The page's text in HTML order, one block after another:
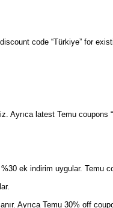
code “Türkiye” for
Ayrıca latest Temu coupons
ek indirim uygular. Temu
Ayrıca Temu 30% off